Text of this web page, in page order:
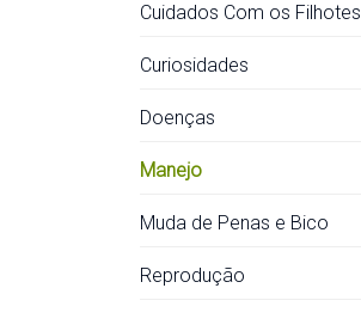
Cuidados Com os Filhotes
Curiosidades
Doenças
Manejo
Muda de Penas e Bico
Reprodução